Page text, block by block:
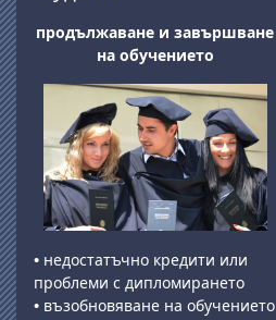
продължаване и завършване
на обучението
• недостатъчно кредити или
проблеми с дипломирането
• възобновяване на обучението